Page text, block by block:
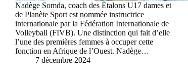
Nadège Somda, coach des Étalons U17 dames et
de Planète Sport est nommée instructrice
internationale par la Fédération Internationale de
Volleyball (FIVB). Une distinction qui fait d’elle
l’une des premières femmes à occuper cette
fonction en Afrique de l’Ouest. Nadège…
7 décembre 2024